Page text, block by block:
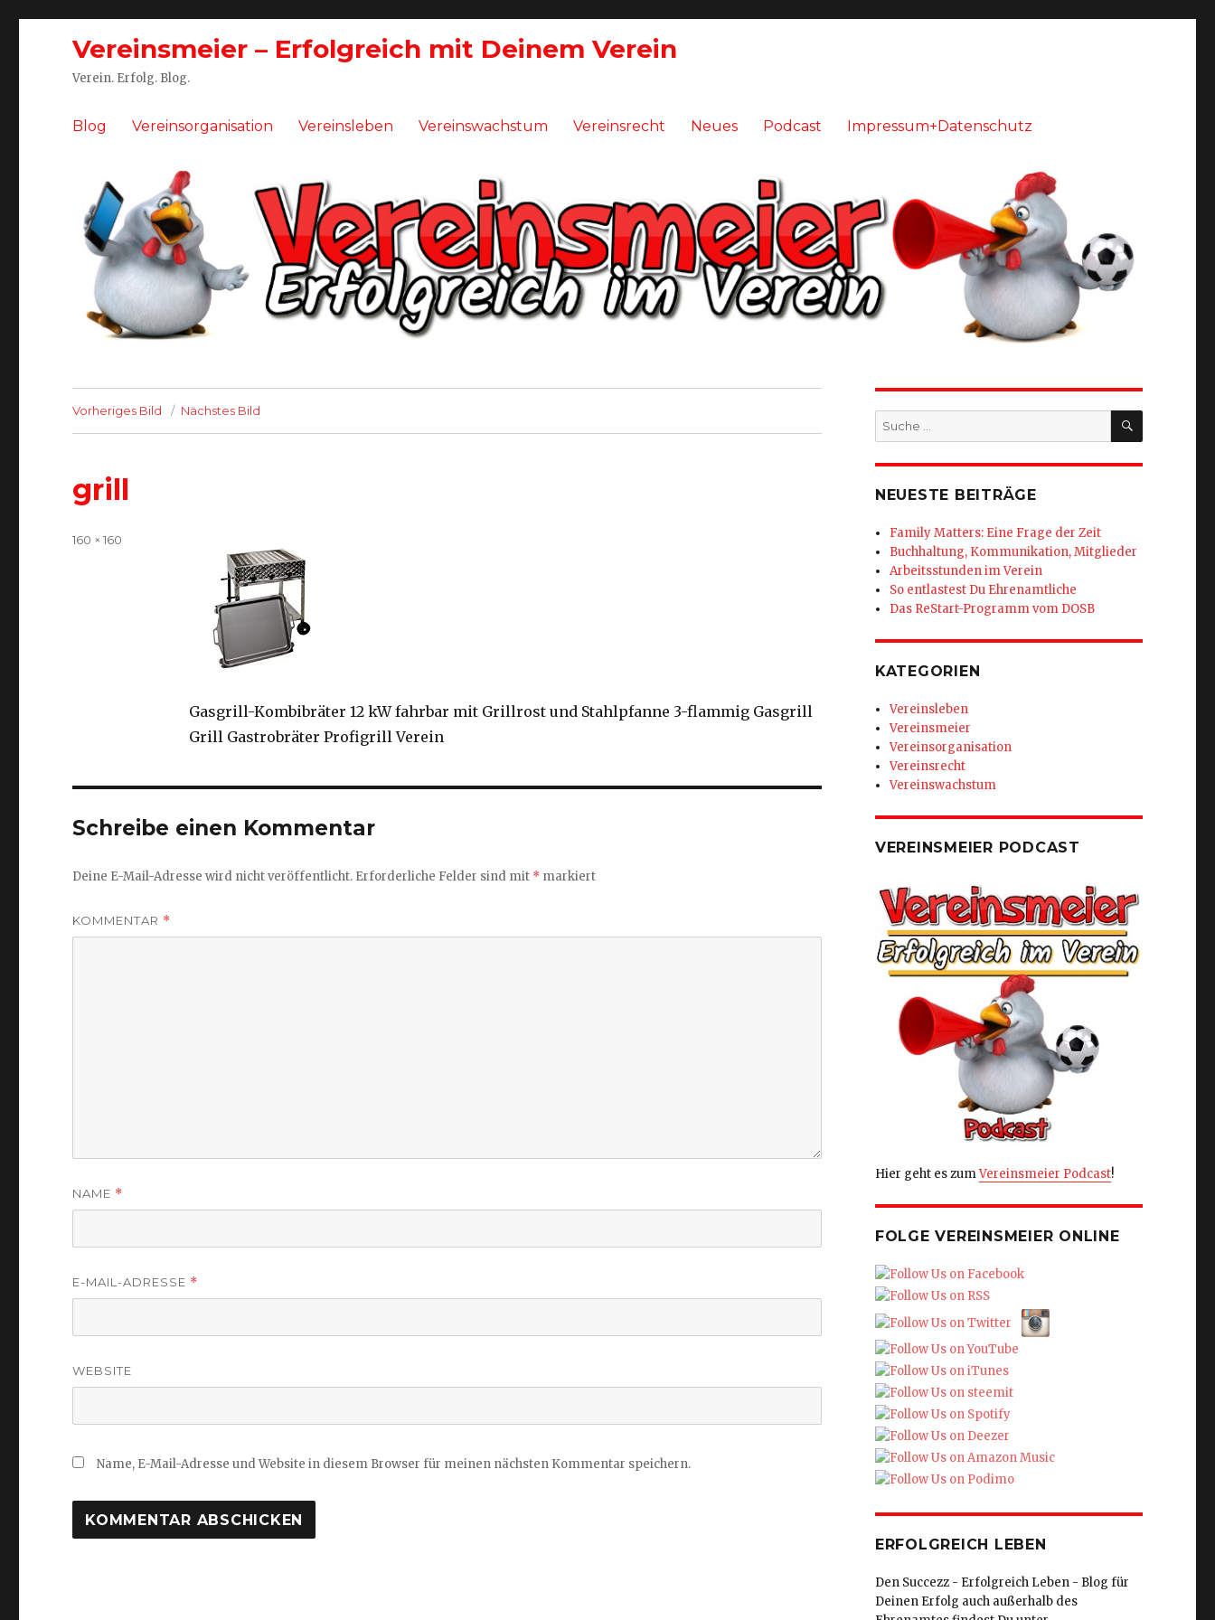
Vereinsmeier – Erfolgreich mit Deinem Verein
Verein. Erfolg. Blog.
Blog Vereinsorganisation Vereinsleben Vereinswachstum Vereinsrecht Neues Podcast Impressum+Datenschutz
Vorheriges Bild Nächstes Bild
grill
Gasgrill-Kombibräter 12 kW fahrbar mit Grillrost und Stahlpfanne 3-flammig Gasgrill
Grill Gastrobräter Profigrill Verein
Volle
160 × 160
Schreibe einen Kommentar
Deine E-Mail-Adresse wird nicht veröffentlicht. Erforderliche Felder sind mit * markiert
KOMMENTAR *
NAME *
E-MAIL-ADRESSE *
WEBSITE
Name, E-Mail-Adresse und Website in diesem Browser für meinen nächsten Kommentar speichern.
Suche
nach:
SUCHEN
NEUESTE BEITRÄGE
Family Matters: Eine Frage der Zeit
Buchhaltung, Kommunikation, Mitglieder
Arbeitsstunden im Verein
So entlastest Du Ehrenamtliche
Das ReStart-Programm vom DOSB
KATEGORIEN
Vereinsleben
Vereinsmeier
Vereinsorganisation
Vereinsrecht
Vereinswachstum
VEREINSMEIER PODCAST
Hier geht es zumVereinsmeier Podcast!
FOLGE VEREINSMEIER ONLINE
ERFOLGREICH LEBEN
Den Succezz - Erfolgreich Leben - Blog für
Deinen Erfolg auch außerhalb des